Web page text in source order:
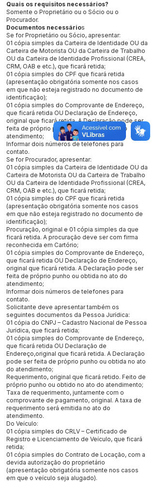
Quais os requisitos necessários?
Somente o Proprietário ou o Sócio ou o
Procurador.
Documentos necessários
Se for Proprietário ou Sócio, apresentar:
01 cópia simples da Carteira de Identidade OU da
Carteira de Motorista OU da Carteira de Trabalho
OU da Carteira de Identidade Profissional (CREA,
CRM, OAB e etc.), que ficará retida;
01 cópia simples do CPF que ficará retida
(apresentação obrigatória somente nos casos
em que não esteja registrado no documento de
identificação);
01 cópia simples do Comprovante de Endereço,
que ficará retida OU Declaração de Endereço,
original que ficará retida. A Declaração pode ser
feita de próprio punho ou obtida no ato do
atendimento;
Informar dois números de telefones para
contato.
Se for Procurador, apresentar:
01 cópia simples da Carteira de Identidade OU da
Carteira de Motorista OU da Carteira de Trabalho
OU da Carteira de Identidade Profissional (CREA,
CRM, OAB e etc.), que ficará retida;
01 cópia simples do CPF que ficará retida
(apresentação obrigatória somente nos casos
em que não esteja registrado no documento de
identificação);
Procuração, original e 01 cópia simples da que
ficará retida. A procuração deve ser com firma
reconhecida em Cartório;
01 cópia simples do Comprovante de Endereço,
que ficará retida OU Declaração de Endereço,
original que ficará retida. A Declaração pode ser
feita de próprio punho ou obtida no ato do
atendimento;
Informar dois números de telefones para
contato.
Solicitante deve apresentar também os
seguintes documentos da Pessoa Jurídica:
01 cópia do CNPJ – Cadastro Nacional de Pessoa
Jurídica, que ficará retida;
01 cópia simples do Comprovante de Endereço,
que ficará retida OU Declaração de
Endereço,original que ficará retida. A Declaração
pode ser feita de próprio punho ou obtida no ato
do atendimento;
Requerimento, original que ficará retido. Feito de
próprio punho ou obtido no ato do atendimento;
Taxa de requerimento, juntamente com o
comprovante de pagamento, original. A taxa de
requerimento será emitida no ato do
atendimento.
Do Veículo:
01 cópia simples do CRLV – Certificado de
Registro e Licenciamento de Veículo, que ficará
retida;
01 cópia simples do Contrato de Locação, com a
devida autorização do proprietário
(apresentação obrigatória somente nos casos
em que o veículo seja alugado).